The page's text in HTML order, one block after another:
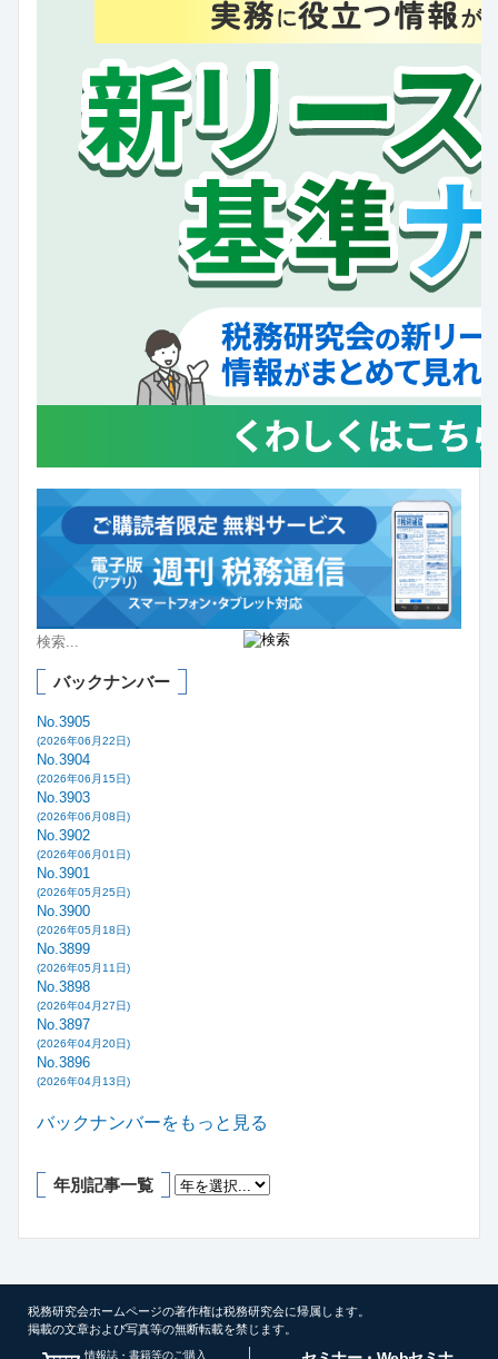
バックナンバー
No.3905
(2026年06月22日)
No.3904
(2026年06月15日)
No.3903
(2026年06月08日)
No.3902
(2026年06月01日)
No.3901
(2026年05月25日)
No.3900
(2026年05月18日)
No.3899
(2026年05月11日)
No.3898
(2026年04月27日)
No.3897
(2026年04月20日)
No.3896
(2026年04月13日)
バックナンバーをもっと見る
年別記事一覧
税務研究会ホームページの著作権は税務研究会に帰属します。
掲載の文章および写真等の無断転載を禁じます。
情報誌・書籍等のご購入